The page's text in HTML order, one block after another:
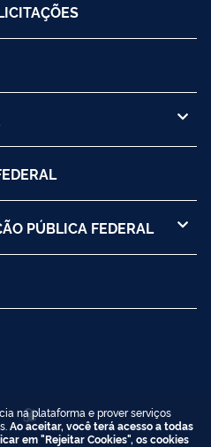
PÚBLICA FEDERAL
na plataforma e prover serviços
Ao aceitar, você terá acesso a todas
em "Rejeitar Cookies", os cookies